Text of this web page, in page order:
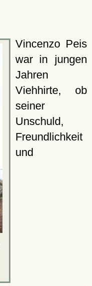
Vincenzo Peis
war in jungen
Jahren
Viehhirte, ob
seiner
Unschuld,
Freundlichkeit
und